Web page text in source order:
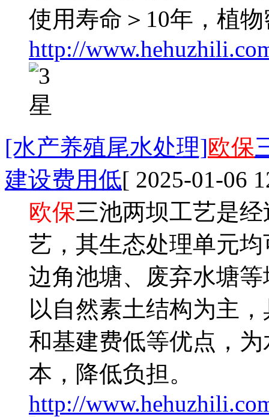
使用寿命＞10年，植
http://
[水产养殖尾水处理]欧保
建设费用低[ 2025-01-06
欧保三池两坝工艺是
艺，其生态处理单元
边角池塘、废弃水塘
以自然素土结构为主
和基建费低等优点，
本，降低负担。
http://